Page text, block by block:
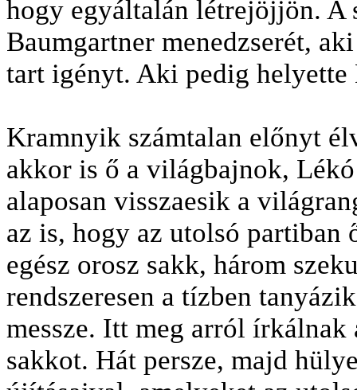
hogy egyáltalán létrejöjjön. A
Baumgartner menedzserét,
tart igényt. Aki pedig
Kramnyik számtalan előnyt
akkor is ő a világbajnok,
alaposan visszaesik a
az is, hogy az utolsó partiban
egész orosz sakk, három
rendszeresen a tízben
messze. Itt meg arról
sakkot. Hát persze, majd